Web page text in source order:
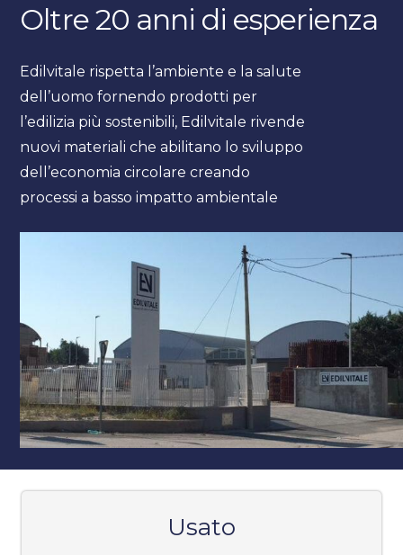
Oltre 20 anni di esperienza
Edilvitale rispetta l’ambiente e la salute
dell’uomo fornendo prodotti per
l’edilizia più sostenibili, Edilvitale rivende
nuovi materiali che abilitano lo sviluppo
dell’economia circolare creando
processi a basso impatto ambientale
Usato